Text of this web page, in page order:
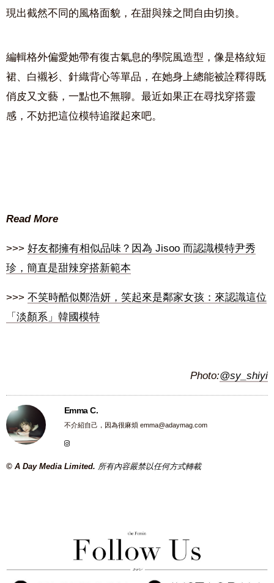
現出截然不同的風格面貌，在甜與辣之間自由切換。
編輯格外偏愛她帶有復古氣息的學院風造型，像是格紋短
裙、白襯衫、針織背心等單品，在她身上總能被詮釋得既
俏皮又文藝，一點也不無聊。最近如果正在尋找穿搭靈
感，不妨把這位模特追蹤起來吧。
Read More
>>> 好友都擁有相似品味？因為 Jisoo 而認識模特尹秀
珍，簡直是甜辣穿搭新範本
>>> 不笑時酷似鄭浩妍，笑起來是鄰家女孩：來認識這位
「淡顏系」韓國模特
Photo:@sy_shiyi
Emma C.
不介紹自己，因為很麻煩 emma@adaymag.com
© A Day Media Limited. 所有內容嚴禁以任何方式轉載